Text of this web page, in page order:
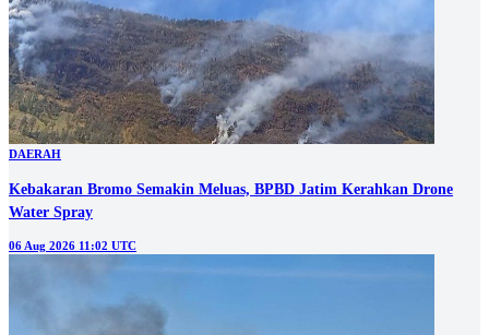
DAERAH
Kebakaran Bromo Semakin Meluas, BPBD Jatim Kerahkan Drone
Water Spray
06 Aug 2026 11:02 UTC